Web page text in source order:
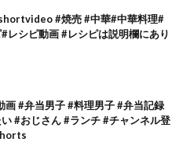
#焼売 #中華#中華料理#
レシピ動画 #レシピは説明欄にあり
画 #弁当男子 #料理男子 #弁当記録
#おじさん #ランチ #チャンネル登